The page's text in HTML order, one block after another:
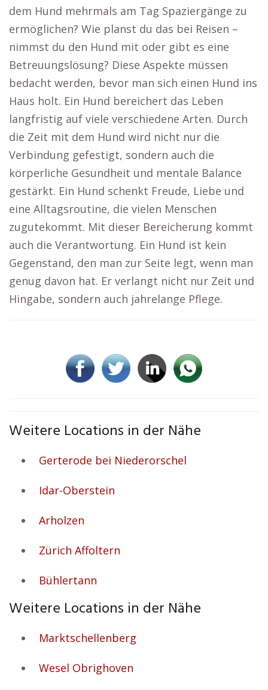
dem Hund mehrmals am Tag Spaziergänge zu
ermöglichen? Wie planst du das bei Reisen –
nimmst du den Hund mit oder gibt es eine
Betreuungslösung? Diese Aspekte müssen
bedacht werden, bevor man sich einen Hund ins
Haus holt. Ein Hund bereichert das Leben
langfristig auf viele verschiedene Arten. Durch
die Zeit mit dem Hund wird nicht nur die
Verbindung gefestigt, sondern auch die
körperliche Gesundheit und mentale Balance
gestärkt. Ein Hund schenkt Freude, Liebe und
eine Alltagsroutine, die vielen Menschen
zugutekommt. Mit dieser Bereicherung kommt
auch die Verantwortung. Ein Hund ist kein
Gegenstand, den man zur Seite legt, wenn man
genug davon hat. Er verlangt nicht nur Zeit und
Hingabe, sondern auch jahrelange Pflege.
Weitere Locations in der Nähe
Gerterode bei Niederorschel
Idar-Oberstein
Arholzen
Zürich Affoltern
Bühlertann
Weitere Locations in der Nähe
Marktschellenberg
Wesel Obrighoven